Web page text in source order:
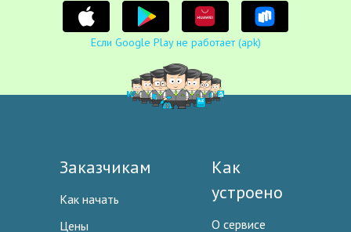
Если Google Play не работает (apk)
Заказчикам
Как начать
Цены
Как
устроено
О сервисе